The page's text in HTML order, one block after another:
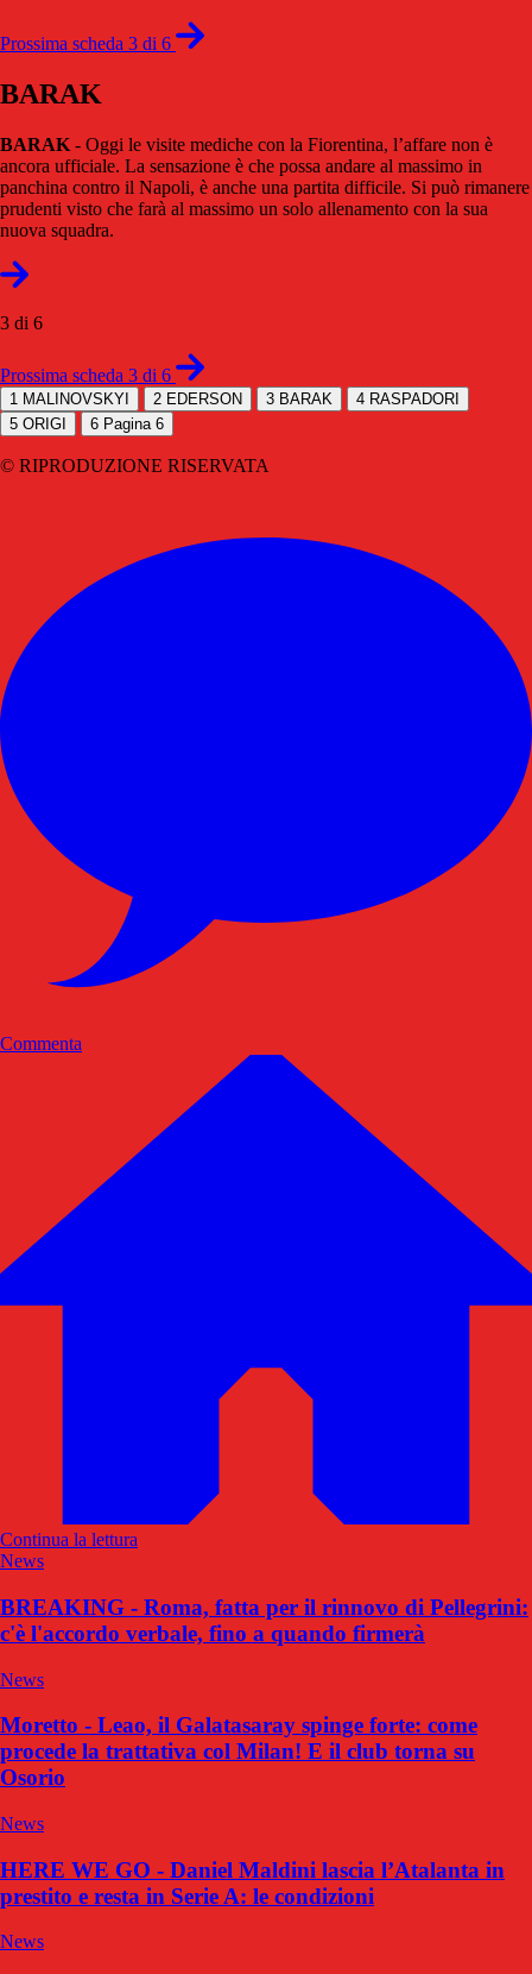
Prossima scheda 3 di 6
BARAK
BARAK - Oggi le visite mediche con la Fiorentina, l’affare non è
ancora ufficiale. La sensazione è che possa andare al massimo in
panchina contro il Napoli, è anche una partita difficile. Si può rimanere
prudenti visto che farà al massimo un solo allenamento con la sua
nuova squadra.
3 di 6
Prossima scheda 3 di 6
1 MALINOVSKYI 2 EDERSON 3 BARAK 4 RASPADORI
5 ORIGI 6 Pagina 6
© RIPRODUZIONE RISERVATA
Commenta
Continua la lettura
News
BREAKING - Roma, fatta per il rinnovo di Pellegrini:
c'è l'accordo verbale, fino a quando firmerà
News
Moretto - Leao, il Galatasaray spinge forte: come
procede la trattativa col Milan! E il club torna su
Osorio
News
HERE WE GO - Daniel Maldini lascia l’Atalanta in
prestito e resta in Serie A: le condizioni
News